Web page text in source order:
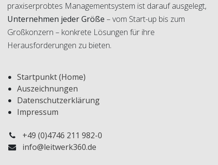
praxiserprobtes Managementsystem ist darauf ausgelegt,
Unternehmen jeder Größe – vom Start-up bis zum
Großkonzern – konkrete Lösungen für ihre
Herausforderungen zu bieten.
Startpunkt (Home)
Auszeichnungen
Datenschutzerklärung
Impressum
+49 (0)4746 211 982-0
info@leitwerk360.de